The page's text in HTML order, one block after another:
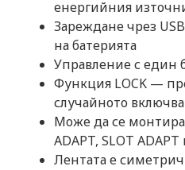
енергийния
Зареждане чрез
на батерията
Управление с един
Функция LOCK —
случайното
Може да се монтира
ADAPT, SLOT
Лентата е